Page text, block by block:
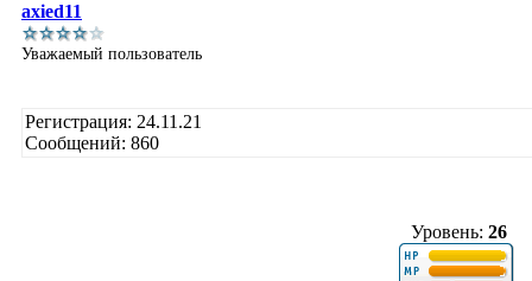
axied11
Уважаемый пользователь
Регистрация: 24.11.21
Сообщений: 860
Уровень: 26